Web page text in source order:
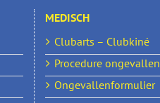
MEDISCH
Clubarts – Clubkiné
Procedure ongevallen
Ongevallenformulier